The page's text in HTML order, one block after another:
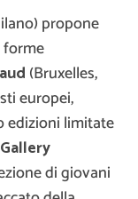
propone
forme
(Bruxelles,
europei,
edizioni limitate
di giovani